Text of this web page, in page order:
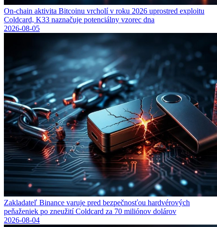
On-chain aktivita Bitcoinu vrcholí v roku 2026 uprostred exploitu
Coldcard, K33 naznačuje potenciálny vzorec dna
2026-08-05
Zakladateľ Binance varuje pred bezpečnosťou hardvérových
peňaženiek po zneužití Coldcard za 70 miliónov dolárov
2026-08-04